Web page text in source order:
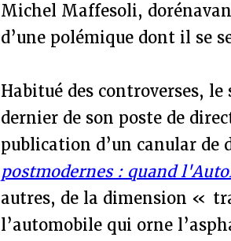
Michel Maffesoli,
d’une polémique dont il se
Habitué des controverses,
dernier de son poste de
publication d’un canular
postmodernes : quand
autres, de la dimension «
l’automobile qui orne